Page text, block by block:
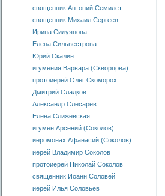
священник Антоний Семилет
священник Михаил Сергеев
Ирина Силуянова
Елена Сильвестрова
Юрий Скалин
игумения Варвара (Скворцова)
протоиерей Олег Скоморох
Дмитрий Сладков
Александр Слесарев
Елена Слижевская
игумен Арсений (Соколов)
иеромонах Афанасий (Соколов)
иерей Владимир Соколов
протоиерей Николай Соколов
священник Иоанн Соловей
иерей Илья Соловьев